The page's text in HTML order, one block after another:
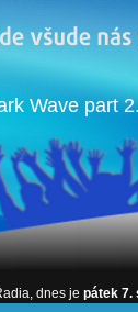
Wave part
dnes je pátek 7.